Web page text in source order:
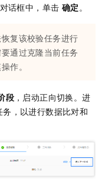
话框中，单击 确定。
复该校验任务进行
通过克隆当前任务
作。
段 ，启动正向切换。进
，以进行数据比对和